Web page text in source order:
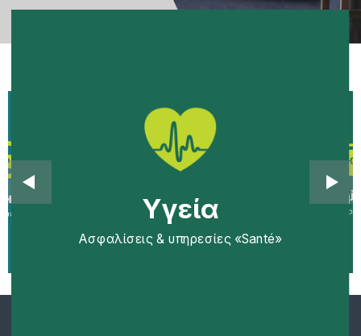
Υγεία
Ασφαλίσεις & υπηρεσίες «Santé»
Υγεία
Ασφαλίσεις & υπηρεσίες «Santé»
«Pilote»